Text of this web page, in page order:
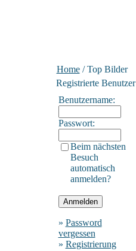
Home/ Top Bilder
Registrierte Benutzer
Benutzername:
Passwort:
Beim nächsten
Besuch
automatisch
anmelden?
» Password
vergessen
» Registrierung